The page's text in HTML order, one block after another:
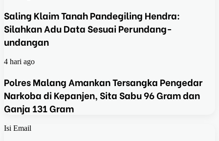
Saling Klaim Tanah Pandegiling Hendra:
Silahkan Adu Data Sesuai Perundang-
undangan
4 hari ago
Polres Malang Amankan Tersangka Pengedar
Narkoba di Kepanjen, Sita Sabu 96 Gram dan
Ganja 131 Gram
Isi Email